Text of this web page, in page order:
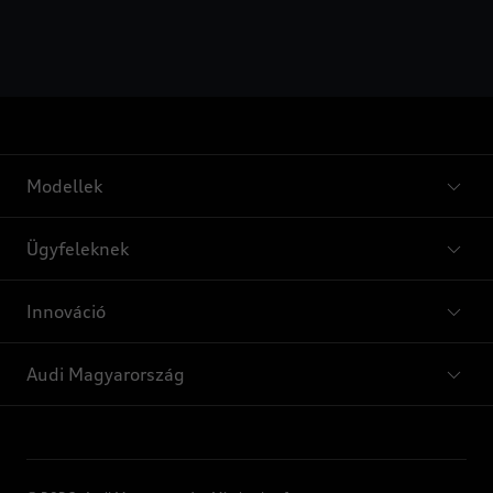
Modellek
Ügyfeleknek
Innováció
Audi Magyarország